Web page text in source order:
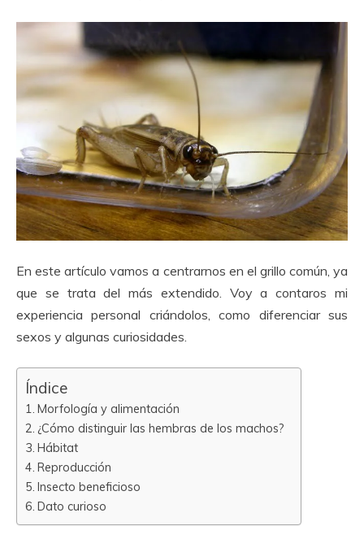
En este artículo vamos a centrarnos en el grillo común, ya
que se trata del más extendido. Voy a contaros mi
experiencia personal criándolos, como diferenciar sus
sexos y algunas curiosidades.
Índice
Morfología y alimentación
¿Cómo distinguir las hembras de los machos?
Hábitat
Reproducción
Insecto beneficioso
Dato curioso